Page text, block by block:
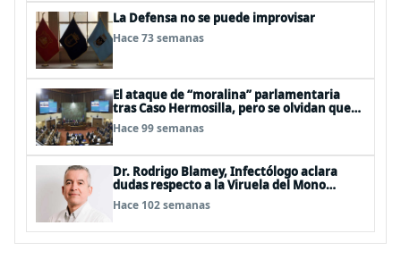
La Defensa no se puede improvisar
Hace 73 semanas
El ataque de “moralina” parlamentaria
tras Caso Hermosilla, pero se olvidan que
son los peor evaluados
Hace 99 semanas
Dr. Rodrigo Blamey, Infectólogo aclara
dudas respecto a la Viruela del Mono
(MPOX)
Hace 102 semanas